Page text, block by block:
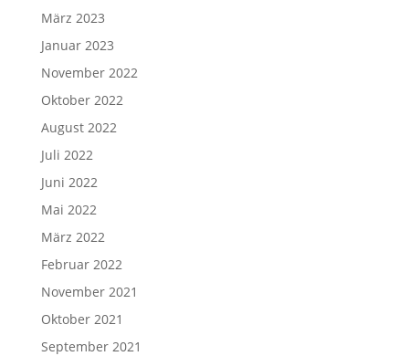
März 2023
Januar 2023
November 2022
Oktober 2022
August 2022
Juli 2022
Juni 2022
Mai 2022
März 2022
Februar 2022
November 2021
Oktober 2021
September 2021